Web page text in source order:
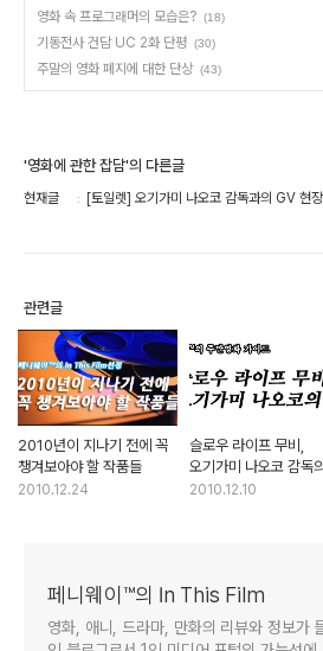
영화 속 프로그래머의 모습은? (18)
기동전사 건담 UC 2화 단평 (30)
주말의 영화 폐지에 대한 단상 (43)
'영화에 관한 잡담'의 다른글
현재글 [토일렛] 오기가미 나오코 감독과의 GV 현
관련글
2010년이 지나기 전에 꼭
챙겨보아야 할 작품들
2010.12.24
슬로우 라이프 무비,
오기가미 나오코 감독
영화들
2010.12.10
페니웨이™의 In This Film
영화, 애니, 드라마, 만화의 리뷰와 정보가